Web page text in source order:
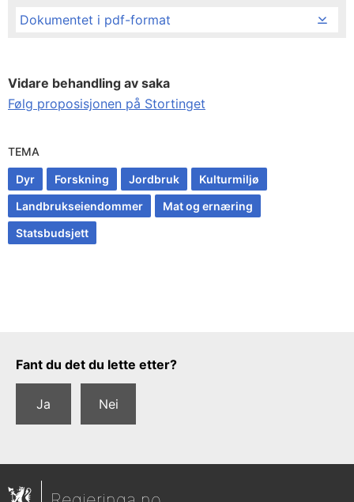
Dokumentet i pdf-format
Vidare behandling av saka
Følg proposisjonen på Stortinget
TEMA
Dyr Forskning Jordbruk
Kulturmiljø
Landbrukseiendommer
Mat og ernæring
Statsbudsjett
Tilbakemeldingsskjema
Fant du det du lette etter?
Ja Nei